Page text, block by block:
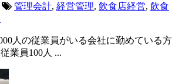
管理会計, 経営管理, 飲食店経営, 飲食
人の従業員がいる会社に勤めている方
業員100人 ...